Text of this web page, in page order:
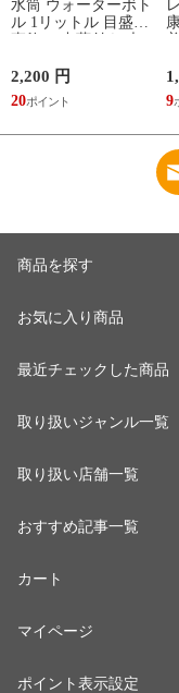
水筒 ウォーターボト
ル 1リットル 目盛り
マイボトル 動物 ア
ニマル ゴリラ ごリ
ラックス ゴリゴリボ
2,200 円
20 9
商品を探す
お気に入り商品
最近チェックした商品
取り扱いジャンル一覧
取り扱い店舗一覧
おすすめ記事一覧
カート
マイページ
ポイント表示設定